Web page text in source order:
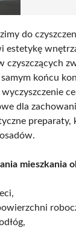
do
estetykę
czyszczących
samym końcu
wyczyszczenie
dla
preparaty,
mieszkania